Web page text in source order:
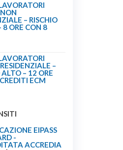
– RISCHIO
8 ORE CON 8
–
ALTO – 12 ORE
ECM
EIPASS
-
ACCREDIA